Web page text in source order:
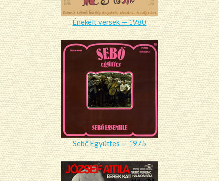
Énekelt versek — 1980
Sebő Együttes — 1975